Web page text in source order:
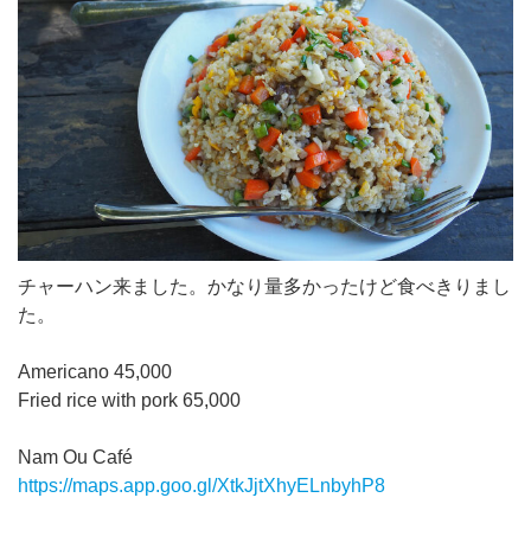
チャーハン来ました。かなり量多かったけど食べきりまし
た。
Americano 45,000
Fried rice with pork 65,000
Nam Ou Café
https://maps.app.goo.gl/XtkJjtXhyELnbyhP8